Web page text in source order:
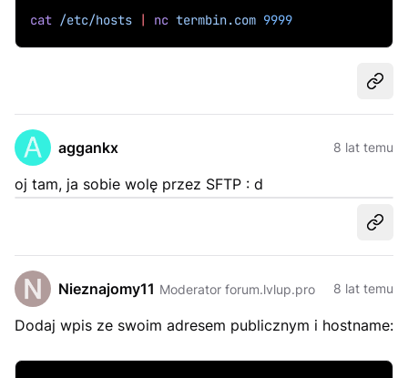
cat /etc/hosts | nc termbin.com 9999
aggankx 8 lat temu
oj tam, ja sobie wolę przez SFTP : d
Nieznajomy11 Moderator forum.lvlup.pro 8 lat temu
Dodaj wpis ze swoim adresem publicznym i hostname: